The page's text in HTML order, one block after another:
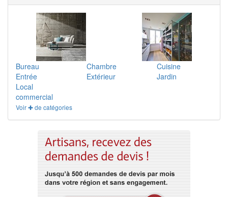
Bureau Chambre
Cuisine
Entrée
Extérieur
Jardin
Local
commercial
Voir ✚ de catégories